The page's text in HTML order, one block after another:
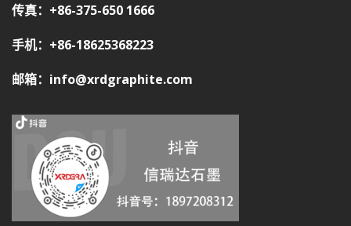
传真：+86-375-650 1666
手机：+86-18625368223
邮箱：info@xrdgraphite.com